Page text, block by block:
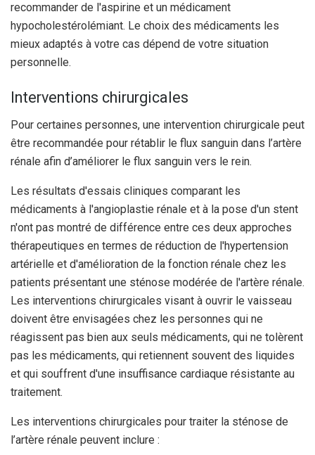
recommander de l'aspirine et un médicament
hypocholestérolémiant. Le choix des médicaments les
mieux adaptés à votre cas dépend de votre situation
personnelle.
Interventions chirurgicales
Pour certaines personnes, une intervention chirurgicale peut
être recommandée pour rétablir le flux sanguin dans l’artère
rénale afin d’améliorer le flux sanguin vers le rein.
Les résultats d'essais cliniques comparant les
médicaments à l'angioplastie rénale et à la pose d'un stent
n'ont pas montré de différence entre ces deux approches
thérapeutiques en termes de réduction de l'hypertension
artérielle et d'amélioration de la fonction rénale chez les
patients présentant une sténose modérée de l'artère rénale.
Les interventions chirurgicales visant à ouvrir le vaisseau
doivent être envisagées chez les personnes qui ne
réagissent pas bien aux seuls médicaments, qui ne tolèrent
pas les médicaments, qui retiennent souvent des liquides
et qui souffrent d'une insuffisance cardiaque résistante au
traitement.
Les interventions chirurgicales pour traiter la sténose de
l’artère rénale peuvent inclure :